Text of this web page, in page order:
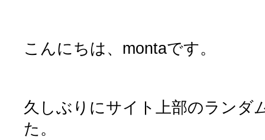
こんにちは、montaです。
久しぶりにサイト上部のランダ
た。